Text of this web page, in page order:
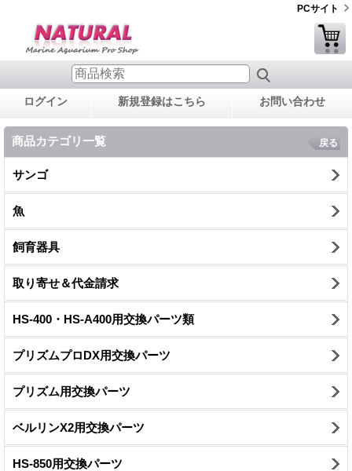
PCサイト
ログイン 新規登録はこちら お問い合わせ
商品カテゴリ一覧 戻る
サンゴ
魚
飼育器具
取り寄せ＆代金請求
HS-400・HS-A400用交換パーツ類
プリズムプロDX用交換パーツ
プリズム用交換パーツ
ベルリンX2用交換パーツ
HS-850用交換パーツ